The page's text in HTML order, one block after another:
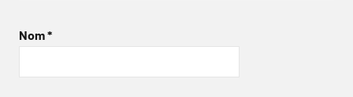
Nom*